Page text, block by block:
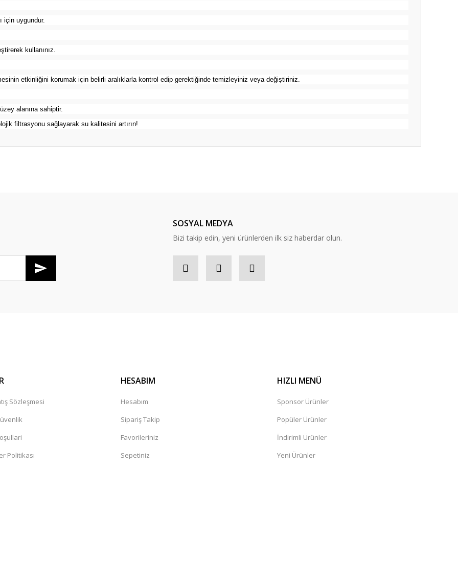
için uygundur.
kullanınız.
etkinliğini korumak için belirli aralıklarla kontrol edip gerektiğinde temizleyiniz veya değiştiriniz.
alanına sahiptir.
filtrasyonu sağlayarak su kalitesini artırın!
SOSYAL MEDYA
Bizi takip edin, yeni ürünlerden ilk siz haberdar olun.
Sözleşmesi
Politikası
HESABIM
Hesabım
Sipariş Takip
Favorileriniz
Sepetiniz
HIZLI MENÜ
Sponsor Ürünler
Popüler Ürünler
İndirimli Ürünler
Yeni Ürünler